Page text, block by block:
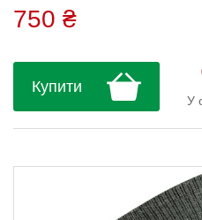
вовна, 50% акрил...
750 ₴
Купити
У